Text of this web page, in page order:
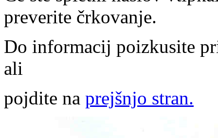
preverite črkovanje.
Do informacij poizkusite
ali
pojdite na prejšnjo stran.